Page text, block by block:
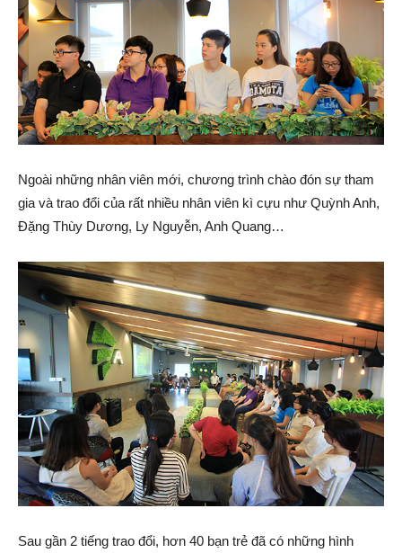
Ngoài những nhân viên mới, chương trình chào đón sự tham
gia và trao đổi của rất nhiều nhân viên kì cựu như Quỳnh Anh,
Đặng Thùy Dương, Ly Nguyễn, Anh Quang…
Sau gần 2 tiếng trao đổi, hơn 40 bạn trẻ đã có những hình